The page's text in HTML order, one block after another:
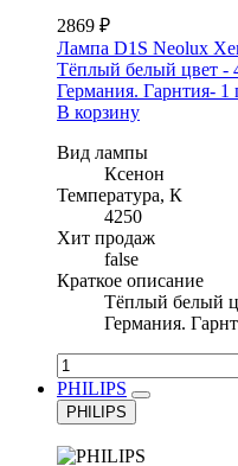
2869 ₽
Лампа D1S Neolux
Тёплый белый цвет -
Германия. Гарнтия- 1
В корзину
Вид лампы
Ксенон
Температура, К
4250
Хит продаж
false
Краткое описание
Тёплый белый
Германия.
PHILIPS
PHILIPS